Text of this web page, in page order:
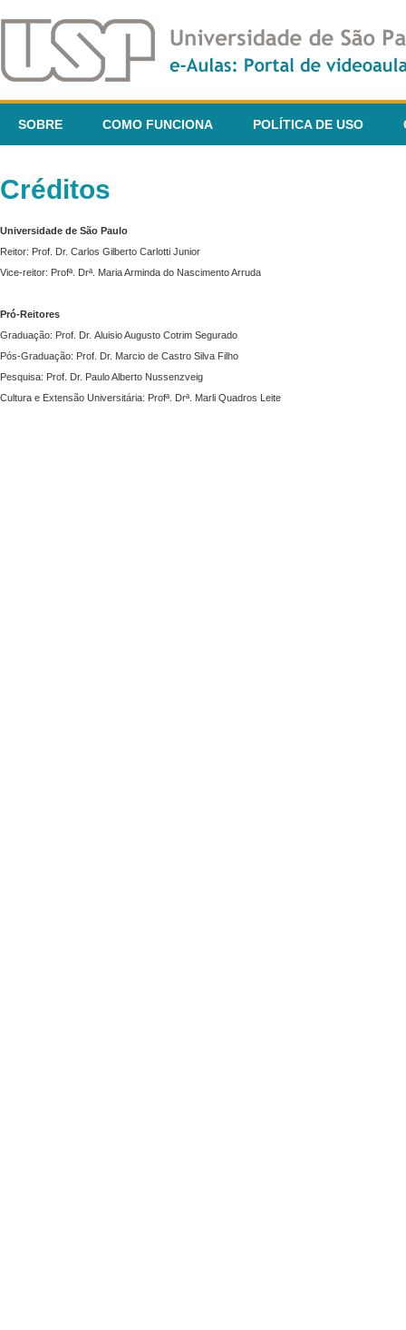
SOBRE COMO FUNCIONA POLÍTICA DE USO
Créditos
Universidade de São Paulo
Reitor: Prof. Dr. Carlos Gilberto Carlotti Junior
Vice-reitor: Profª. Drª. Maria Arminda do Nascimento Arruda
Pró-Reitores
Graduação: Prof. Dr. Aluisio Augusto Cotrim Segurado
Pós-Graduação: Prof. Dr. Marcio de Castro Silva Filho
Pesquisa: Prof. Dr. Paulo Alberto Nussenzveig
Cultura e Extensão Universitária: Profª. Drª. Marli Quadros Leite